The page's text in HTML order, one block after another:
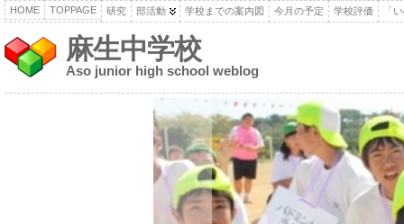
HOME TOPPAGE 研究 部活動 学校までの案内図 今月の予定 学校評価 「
麻生中学校
Aso junior high school weblog